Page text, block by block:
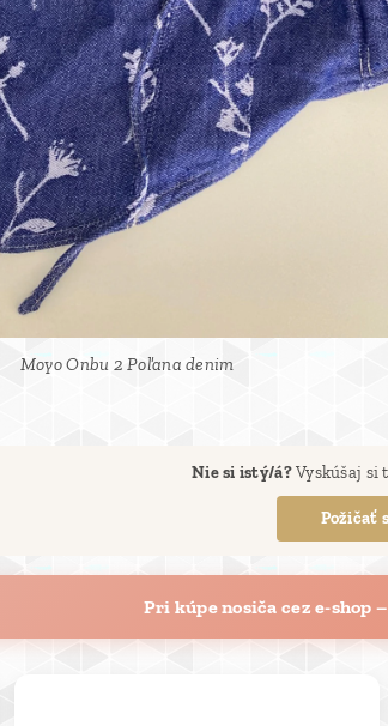
Moyo Onbu 2 Poľana denim
Moyo Onbu 2 Poľana denim
MOYO onbuhimo 2 Poľana denim
🔄Nie si istý/á?Vyskúšaj si
👉 Požičať
Pri kúpe nosiča cez e-shop